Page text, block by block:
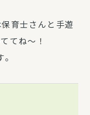
育士さんと手遊
てね～！